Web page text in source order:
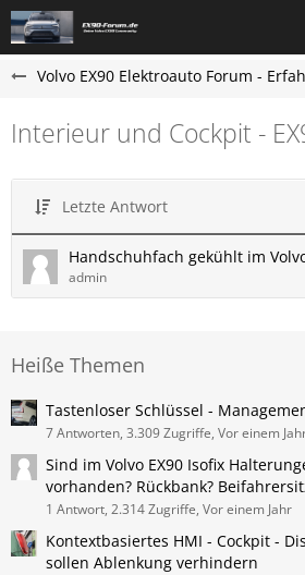
Interieur und Cockpit -
Letzte Antwort
Handschuhfach gekühlt im
admin
Heiße Themen
Tastenloser Schlüssel -
7 Antworten, 3.309 Zugriffe, Vor einem
Sind im Volvo EX90 Isofix
vorhanden? Rückbank?
1 Antwort, 2.314 Zugriffe, Vor einem Jahr
Kontextbasiertes HMI - Cockpit -
sollen Ablenkung verhindern